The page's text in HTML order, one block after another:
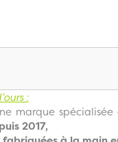
:
marque
2017,